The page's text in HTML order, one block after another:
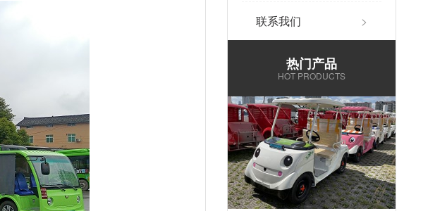
联系我们 >
热门产品
HOT PRODUCTS